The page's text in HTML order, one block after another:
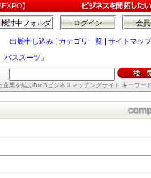
】
会
ログイン
検討中フォルダ
出展申し込み カテゴリ一覧 サイトマップ
ススーツ」
企業を結ぶBtoBビジネスマッチングサイト キーワー